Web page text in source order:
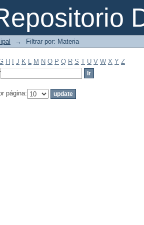
Materia
→ Filtrar por: Materia
H J K L M N O P Q R S T U V W X Y Z
página: